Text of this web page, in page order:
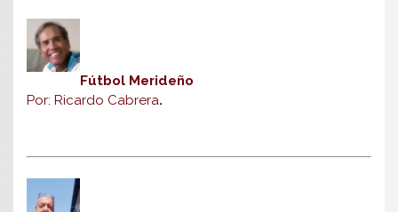
Fútbol Merideño
Por: Ricardo Cabrera.